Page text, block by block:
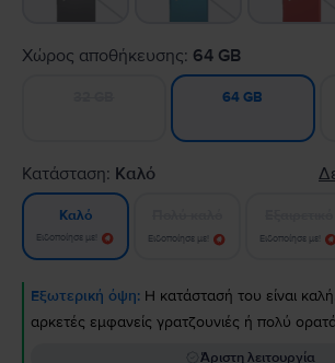
Χώρος αποθήκευσης: 64 GB
64 GB
Κατάσταση: Καλό
Καλό
Ειδοποίησε με! Ειδοποίησε με! Ειδοποίησε με!
Εξωτερική όψη: Η κατάστασή του είναι
αρκετές εμφανείς γρατζουνιές ή πολύ
Άριστη λειτουργία